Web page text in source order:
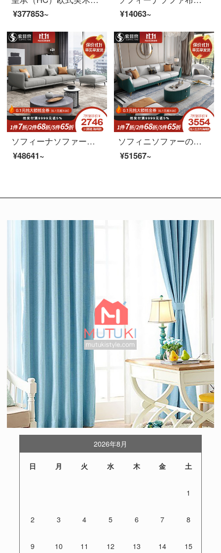
¥377853~
¥14063~
ソフィーナソファーの科学技術布ソファー北欧の小型タイプの簡単な現代簡単なリビング布芸三人の四人のラテックスソファのシングル位+2.76メートルの4人のラテックスタイプ
¥48641~
ソフィニソファーの本革ソファは簡単に現代北欧イタリア式の軽い贅沢な本革ソファーの布芸ソファーの大きさの部屋型リビングルームの無料洗濯科学技術布ソファーの2+1+2+貴妃皮布ゴムのモデルです。
¥51567~
2026年8月
日 月 火 水 木 金 土
1
2 3 4 5 6 7 8
9 10 11 12 13 14 15